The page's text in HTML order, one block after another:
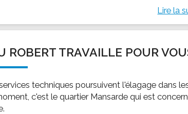
Lire la
ROBERT TRAVAILLE POUR
techniques poursuivent l'élagage dans
c'est le quartier Mansarde qui est